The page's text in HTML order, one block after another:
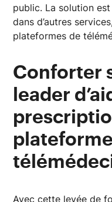
public. La solution
dans d’autres
plateformes de
Conforter
leader
Avec cette levée de